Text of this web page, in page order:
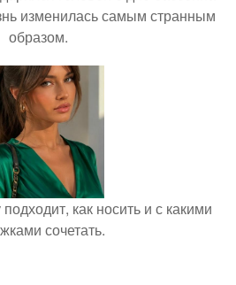
изменилась самым странным
образом.
как носить и с какими
сочетать.